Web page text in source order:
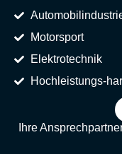
Motorsport
Elektrotechnik
Hochleistungs-
Ihre